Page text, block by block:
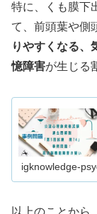
特に、くも膜下
て、前頭葉や側
りやすくなる、
憶障害が生じる
igknowledge-